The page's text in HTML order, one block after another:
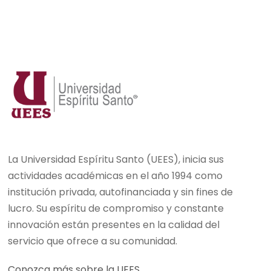
La Universidad Espíritu Santo (UEES), inicia sus
actividades académicas en el año 1994 como
institución privada, autofinanciada y sin fines de
lucro. Su espíritu de compromiso y constante
innovación están presentes en la calidad del
servicio que ofrece a su comunidad.